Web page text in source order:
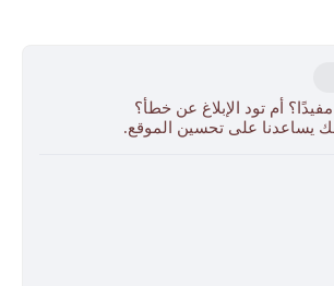
أم تود الإبلاغ عن خطأ؟
يساعدنا على تحسين الموقع.